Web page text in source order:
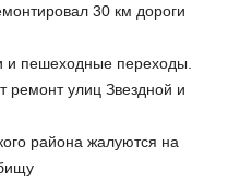
30 км дороги
и пешеходные переходы.
ремонт улиц Звездной и
района жалуются на